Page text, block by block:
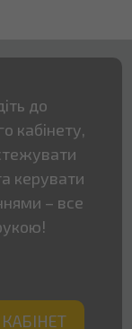
до
кабінету,
керувати
– все